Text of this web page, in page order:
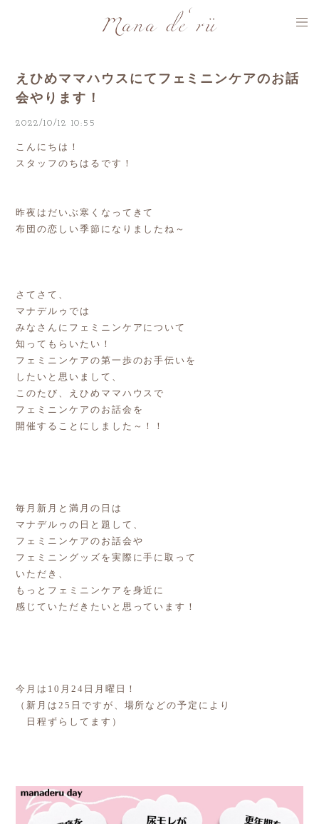
えひめママハウスにてフェミニンケアのお話
会やります！
2022/10/12 10:55
こんにちは！
スタッフのちはるです！
昨夜はだいぶ寒くなってきて
布団の恋しい季節になりましたね～
さてさて、
マナデルゥでは
みなさんにフェミニンケアについて
知ってもらいたい！
フェミニンケアの第一歩のお手伝いを
したいと思いまして、
このたび、えひめママハウスで
フェミニンケアのお話会を
開催することにしました～！！
毎月新月と満月の日は
マナデルゥの日と題して、
フェミニンケアのお話会や
フェミニングッズを実際に手に取って
いただき、
もっとフェミニンケアを身近に
感じていただきたいと思っています！
今月は10月24日月曜日！
（新月は25日ですが、場所などの予定により
日程ずらしてます）